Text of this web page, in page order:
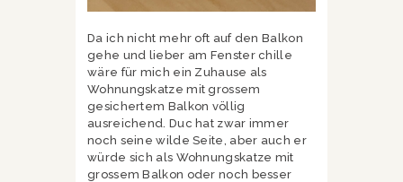
Da ich nicht mehr oft auf den Balkon
gehe und lieber am Fenster chille
wäre für mich ein Zuhause als
Wohnungskatze mit grossem
gesichertem Balkon völlig
ausreichend. Duc hat zwar immer
noch seine wilde Seite, aber auch er
würde sich als Wohnungskatze mit
grossem Balkon oder noch besser